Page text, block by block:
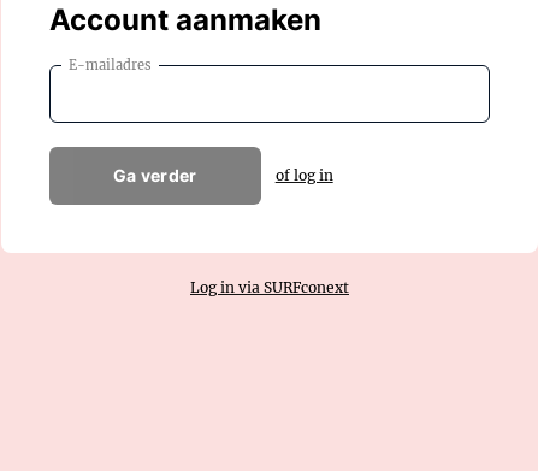
Account aanmaken
E-mailadres
Ga verder of log in
Log in via SURFconext